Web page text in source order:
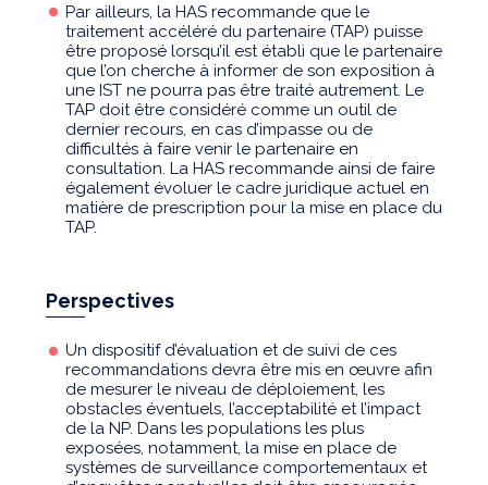
Par ailleurs, la HAS recommande que le
traitement accéléré du partenaire (TAP) puisse
être proposé lorsqu’il est établi que le partenaire
que l’on cherche à informer de son exposition à
une IST ne pourra pas être traité autrement. Le
TAP doit être considéré comme un outil de
dernier recours, en cas d’impasse ou de
difficultés à faire venir le partenaire en
consultation. La HAS recommande ainsi de faire
également évoluer le cadre juridique actuel en
matière de prescription pour la mise en place du
TAP.
Perspectives
Un dispositif d’évaluation et de suivi de ces
recommandations devra être mis en œuvre afin
de mesurer le niveau de déploiement, les
obstacles éventuels, l’acceptabilité et l’impact
de la NP. Dans les populations les plus
exposées, notamment, la mise en place de
systèmes de surveillance comportementaux et